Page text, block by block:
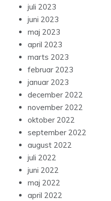
juli 2023
juni 2023
maj 2023
april 2023
marts 2023
februar 2023
januar 2023
december 2022
november 2022
oktober 2022
september 2022
august 2022
juli 2022
juni 2022
maj 2022
april 2022